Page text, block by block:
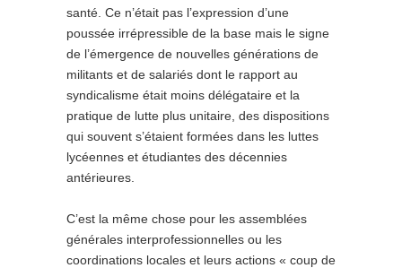
santé. Ce n’était pas l’expression d’une
poussée irrépressible de la base mais le signe
de l’émergence de nouvelles générations de
militants et de salariés dont le rapport au
syndicalisme était moins délégataire et la
pratique de lutte plus unitaire, des dispositions
qui souvent s’étaient formées dans les luttes
lycéennes et étudiantes des décennies
antérieures.
C’est la même chose pour les assemblées
générales interprofessionnelles ou les
coordinations locales et leurs actions « coup de